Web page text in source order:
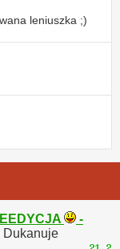
leniuszka ;)
-
Dukanuje